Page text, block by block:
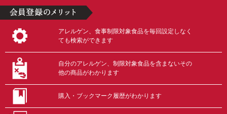
アレルゲン、食事制限対象食品を毎回設定しなく
ても検索ができます
自分のアレルゲン、制限対象食品を含まないその
他の商品がわかります
購入・ブックマーク履歴がわかります